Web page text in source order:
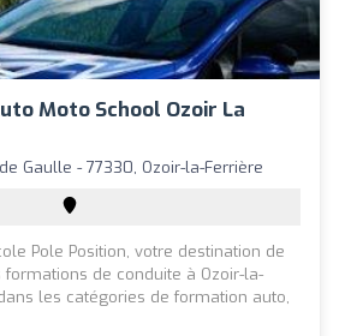
Moto School Ozoir La
Gaulle - 77330, Ozoir-la-Ferrière
Pole Position, votre destination de
de conduite à Ozoir-la-
les catégories de formation auto,